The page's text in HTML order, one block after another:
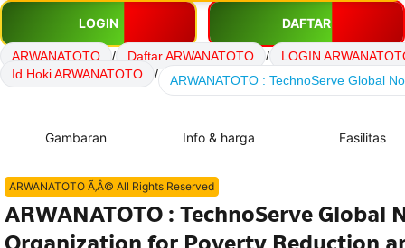
LOGIN DAFTAR
ARWANATOTO / Daftar ARWANATOTO /
LOGIN
Id Hoki ARWANATOTO
/ ARWANATOTO : TechnoServe Global
Gambaran Info & harga Fasilitas
ARWANATOTO Ã‚Â© All Rights Reserved
ARWANATOTO : TechnoServe Global